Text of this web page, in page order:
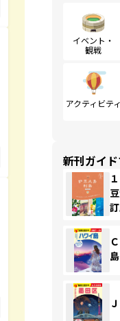
イベント・
観戦
アクティビティ
新刊ガイ